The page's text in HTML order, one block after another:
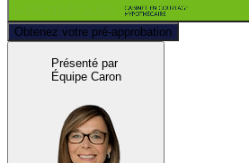
Obtenez votre pré-approbation
Présenté par
Équipe Caron